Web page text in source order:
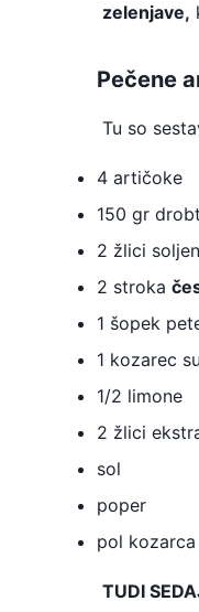
zelenjave,
Pečene
Tu so
4 artičoke
150 gr
2 žlici
2 stroka
1 šopek
1 kozarec
1/2 limone
2 žlici
sol
poper
pol
TUDI